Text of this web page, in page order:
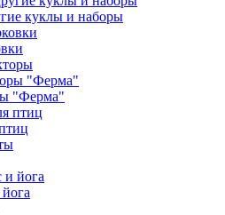
куклы и наборы
"Ферма"